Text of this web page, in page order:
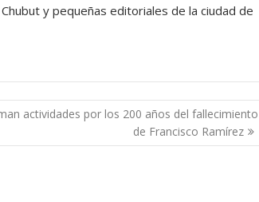
y pequeñas editoriales de la ciudad de
actividades por los 200 años del fallecimiento
de Francisco Ramírez